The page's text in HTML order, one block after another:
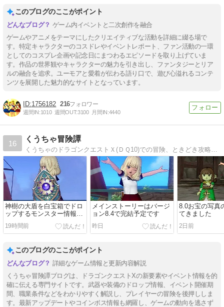
このブログのここがポイント
ゲーム内イベントと二次創作を融合
ゲームやアニメをテーマにしたクリエイティブな活動を詳細に綴る場で
す。特定キャラクターのコスドレやイベントレポート、ファン活動の一環
としてのコスプレ企画や記念日にまつわるエピソードを取り上げていま
す。作品の世界観やキャラクターの魅力を引き出し、ファンタジーとリア
ルの融合を追求。ユーモアと愛着が伝わる語り口で、遊び心溢れるコンテ
ンツを展開した魅力的なサイトとなっています。
1756182 216
週間IN:1010 週間OUT:3100 月間IN:4440
16
くうちゃ冒険譚
神樹の大盾を白宝箱でドロ
ップするモンスター情報で
19時間前
メインストーリーはバージ
ョン8.4で完結予定です
昨日
8.0お宝の写真
てきました
2日前
このブログのここがポイント
詳細なゲーム情報と更新内容解説
くうちゃ冒険譚ブログは、ドラゴンクエストXの新要素やイベント情報を的
確に伝える専門サイトです。武器や装備のドロップ情報、イベント開催期
間、職業条件などをわかりやすく解説し、プレイヤーの冒険を後押ししま
す。最新アップデートやコインボス情報も網羅し、ゲームの動向を逃さず